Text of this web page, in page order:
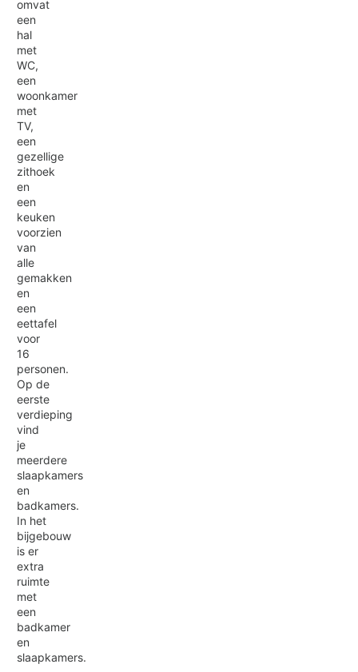
omvat
een
hal
met
WC,
een
woonkamer
met
TV,
een
gezellige
zithoek
en
een
keuken
voorzien
van
alle
gemakken
en
een
eettafel
voor
16
personen.
Op de
eerste
verdieping
vind
je
meerdere
slaapkamers
en
badkamers.
In het
bijgebouw
is er
extra
ruimte
met
een
badkamer
en
slaapkamers.